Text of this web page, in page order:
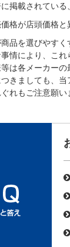
掲載されている
格が店頭価格と
品を選びやすく
情により、こ
は各メーカーの
きましても、
れもご注意願